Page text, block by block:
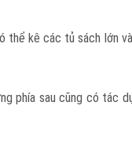
thể kê các tủ sách lớn
phía sau cũng có tác